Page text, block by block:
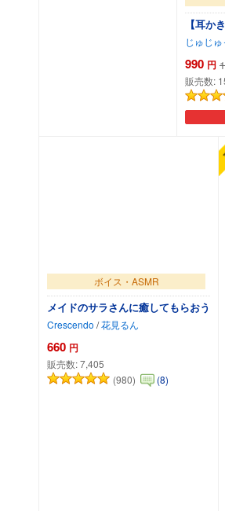
【耳か
じゅじ
990 円
販売数:
ボイス・ASMR
メイドのサラさんに癒してもらおう
Crescendo /花見るん
660 円
販売数:7,405
(980)
(8)